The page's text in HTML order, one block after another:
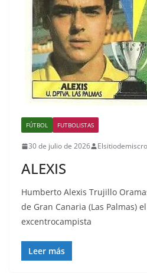
FÚTBOL FUTBOLISTAS
30 de julio de 2026
ALEXIS
Humberto Alexis Trujillo
de Gran Canaria (Las Palmas)
excentrocampista
Leer más